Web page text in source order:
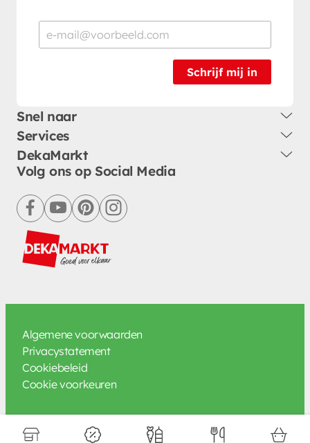
Schrijf mij in
Snel naar
Services
DekaMarkt
Volg ons op Social Media
facebookyoutubepinterestinstagram
Algemene voorwaarden
Privacystatement
Cookiebeleid
Cookie voorkeuren